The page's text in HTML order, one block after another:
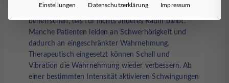
Patienten vollkommen vereinnahmen und
beherrschen, das für nichts anderes Raum bleibt.
Manche Patienten leiden an Schwerhörigkeit und
dadurch an eingeschränkter Wahrnehmung.
Therapeutisch eingesetzt können Schall und
Vibration die Wahrnehmung wieder verbessern. Ab
einer bestimmten Intensität aktivieren Schwingungen
Einstellungen Datenschutzerklärung Impressum